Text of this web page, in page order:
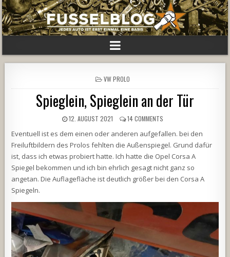
POSTED
IN
VW PROLO
Spieglein, Spieglein an der Tür
12. AUGUST 2021 14 COMMENTS
Eventuell ist es dem einen oder anderen aufgefallen. bei den
Freiluftbildern des Prolos fehlten die Außenspiegel. Grund dafür
ist, dass ich etwas probiert hatte. Ich hatte die Opel Corsa A
Spiegel bekommen und ich bin ehrlich gesagt nicht ganz so
angetan. Die Auflagefläche ist deutlich größer bei den Corsa A
Spiegeln.